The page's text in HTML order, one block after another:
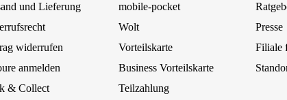
und Lieferung
widerrufen
anmelden
& Collect
mobile-pocket
Wolt
Vorteilskarte
Business Vorteilskarte
Teilzahlung
Presse
Filiale